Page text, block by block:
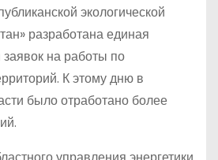
экологической
разработана единая
на работы по
К этому дню в
было отработано более